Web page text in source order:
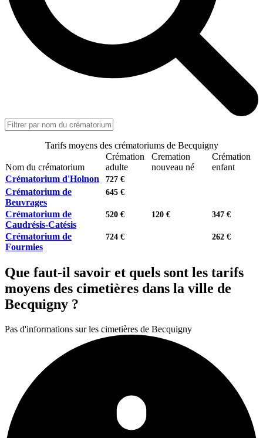
Tarifs moyens des crématoriums de Becquigny
Nom du crématorium
Crémation
adulte
Cremation
nouveau né
Crémation
enfant
Crématorium d'Holnon
727 €
Crématorium de
Beuvrages
645 €
Crématorium de
Caudrésis-Catésis
520 € 120 € 347 €
Crématorium de
Fourmies
724 € 262 €
Que faut-il savoir et quels sont les tarifs
moyens des cimetières dans la ville de
Becquigny ?
Pas d'informations sur les cimetières de Becquigny